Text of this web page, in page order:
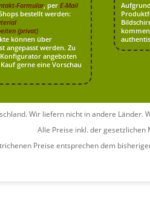
Formular, per E-Mail
bestellt werden:
(privat)
können über
angepasst werden. Zu
angeboten
gerne eine Vorschau
Wir liefern nicht in andere Länder.
Alle Preise inkl. der gesetzlichen
Preise entsprechen dem